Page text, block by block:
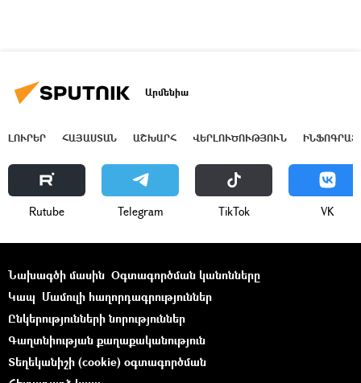
Արմենիա
ԼՈՒՐԵՐ ՀԱՅԱՍՏԱՆ ԱՇԽԱՐՀ ՎԵՐԼՈՒԾՈՒԹՅՈՒՆ
Rutube Telegram ТikТоk VK
Նախագծի մասին Օգտագործման կանոնները
Կապ Մամուլի հաղորդագրություններ
Ընկերությունների նորություններ
Գաղտնիության քաղաքականություն
Տեղեկանիշի (cookie) օգտագործման